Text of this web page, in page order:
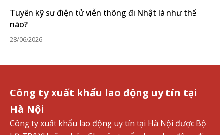
Tuyển kỹ sư điện tử viễn thông đi Nhật là như thế
nào?
28/06/2026
Công ty xuất khẩu lao động uy tín tại
Hà Nội
Công ty xuất khẩu lao động uy tín tại Hà Nội được Bộ